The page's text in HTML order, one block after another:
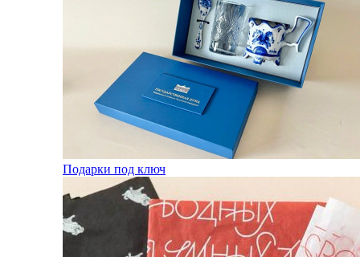
Подарки под ключ